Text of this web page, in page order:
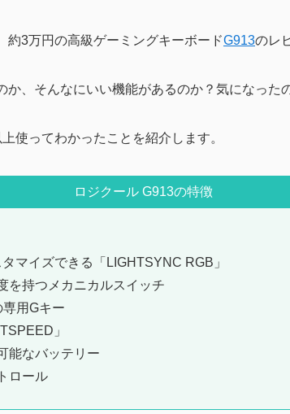
約3万円の高級ゲーミングキーボードG913のレ
、そんなにいい機能があるのか？気になった
使ってわかったことを紹介します。
ロジクール G913の特徴
マイズできる「LIGHTSYNC RGB」
を持つメカニカルスイッチ
用Gキー
」
能なバッテリー
ロール